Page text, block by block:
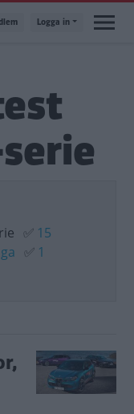
Logga in
✅ 15
✅ 1